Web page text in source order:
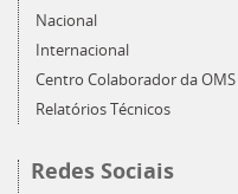
Nacional
Internacional
Centro Colaborador da OMS
Relatórios Técnicos
Redes Sociais